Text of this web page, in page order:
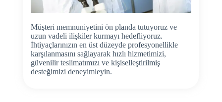
Müşteri memnuniyetini ön planda tutuyoruz ve
uzun vadeli ilişkiler kurmayı hedefliyoruz.
İhtiyaçlarınızın en üst düzeyde profesyonellikle
karşılanmasını sağlayarak hızlı hizmetimizi,
güvenilir teslimatımızı ve kişiselleştirilmiş
desteğimizi deneyimleyin.